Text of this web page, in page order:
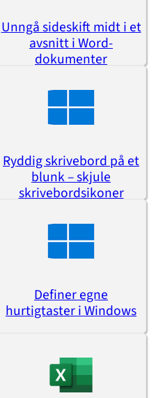
Unngå sideskift midt i et
avsnitt i Word-
dokumenter
Ryddig skrivebord på et
blunk – skjule
skrivebordsikoner
Definer egne
hurtigtaster i Windows